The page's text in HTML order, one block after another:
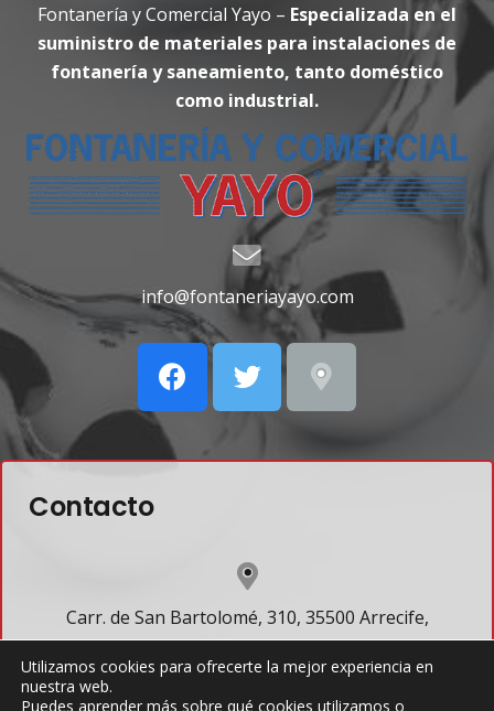
Fontanería y Comercial Yayo – Especializada en el
suministro de materiales para instalaciones de
fontanería y saneamiento, tanto doméstico
como industrial.
info@fontaneriayayo.com
Contacto
Carr. de San Bartolomé, 310, 35500 Arrecife,
Lanzarote
Utilizamos cookies para ofrecerte la mejor experiencia en
nuestra web.
Puedes aprender más sobre qué cookies utilizamos o